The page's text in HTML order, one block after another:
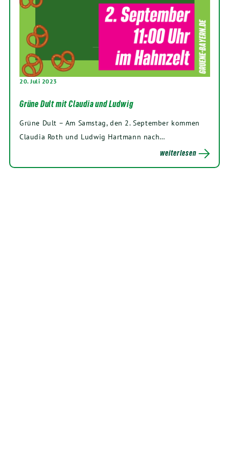
20. Juli 2023
Grüne Dult mit Claudia und Ludwig
Grü­ne Dult – Am Sams­tag, den 2. Sep­tem­ber kom­men
Clau­dia Roth und Lud­wig Hart­mann nach…
weiterlesen